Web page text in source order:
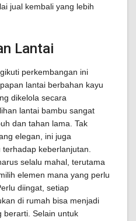
jual kembali yang lebih
Lantai
perkembangan ini
lantai berbahan kayu
dikelola secara
lantai bambu sangat
dan tahan lama. Tak
elegan, ini juga
keberlanjutan.
selalu mahal, terutama
elemen mana yang perlu
diingat, setiap
di rumah bisa menjadi
berarti. Selain untuk